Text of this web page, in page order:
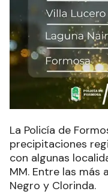
La Policía de
precipitaciones
con algunas
MM. Entre las más
Negro y Clorinda.